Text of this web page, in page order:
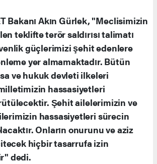
Bakanı Akın Gürlek, "Meclisimizin
teklifte terör saldırısı talimatı
güçlerimizi şehit edenlere
yer almamaktadır. Bütün
ve hukuk devleti ilkeleri
hassasiyetleri
Şehit ailelerimizin ve
hassasiyetleri sürecin
Onların onurunu ve aziz
hiçbir tasarrufa izin
dedi.